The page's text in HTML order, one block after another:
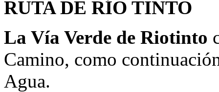
RUTA DE RÍO TINTO
La Vía Verde de Riotinto
Camino, como
Agua.